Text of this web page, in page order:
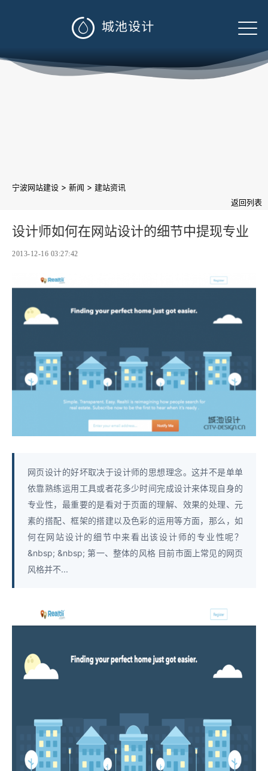

宁波网站建设 > 新闻 > 建站资讯
返回列表
设计师如何在网站设计的细节中提现专业
2013-12-16 03:27:42
网页设计的好坏取决于设计师的思想理念。这并不是单单
依靠熟练运用工具或者花多少时间完成设计来体现自身的
专业性，最重要的是看对于页面的理解、效果的处理、元
素的搭配、框架的搭建以及色彩的运用等方面，那么，如
何在网站设计的细节中来看出该设计师的专业性呢？
&nbsp; &nbsp; 第一、整体的风格 目前市面上常见的网页
风格并不...